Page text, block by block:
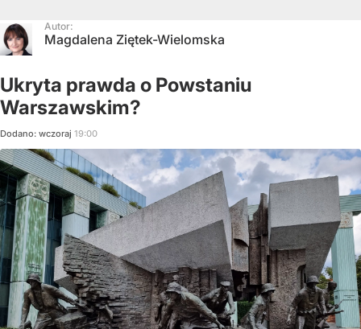
Autor:
Magdalena Ziętek-Wielomska
Ukryta prawda o Powstaniu
Warszawskim?
Dodano: wczoraj 19:00